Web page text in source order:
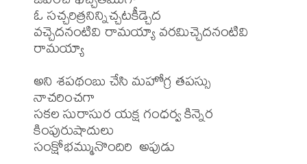
ఓ సచ్చరిత్రనిన్నిచ్చటకీడ్చెద
వచ్చెదనంటివి రామయ్యా వరమిచ్చెదనంటివి
రామయ్యా
అని శపథంబు చేసి మహోగ్ర తపస్సు
నాచరించగా
సకల సురాసుర యక్ష గంధర్వ కిన్నెర
కింపురుషాదులు
సంక్షోభమ్మునొందిరి  అపుడు